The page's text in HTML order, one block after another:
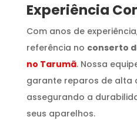
​Experiência
Com anos de
referência no conserto
no Tarumã. Nossa
garante reparos de alta
assegurando a
seus aparelhos.